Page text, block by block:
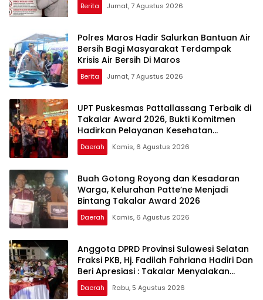
Berita Jumat, 7 Agustus 2026
Polres Maros Hadir Salurkan Bantuan Air
Bersih Bagi Masyarakat Terdampak
Krisis Air Bersih Di Maros
Berita Jumat, 7 Agustus 2026
UPT Puskesmas Pattallassang Terbaik di
Takalar Award 2026, Bukti Komitmen
Hadirkan Pelayanan Kesehatan
Berkualitas
Daerah Kamis, 6 Agustus 2026
Buah Gotong Royong dan Kesadaran
Warga, Kelurahan Patte’ne Menjadi
Bintang Takalar Award 2026
Daerah Kamis, 6 Agustus 2026
Anggota DPRD Provinsi Sulawesi Selatan
Fraksi PKB, Hj. Fadilah Fahriana Hadiri Dan
Beri Apresiasi : Takalar Menyalakan
Lentera Pengabdian Melalui Malam
Apresiasi dan Inovasi Award 2026
Daerah Rabu, 5 Agustus 2026